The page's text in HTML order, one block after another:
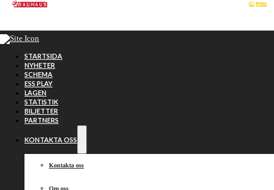
Hoppa till huvudinnehåll
STARTSIDA
NYHETER
SCHEMA
ESS PLAY
LAGEN
STATISTIK
BILJETTER
PARTNERS
KONTAKTA OSS
Kontakta oss
Om oss